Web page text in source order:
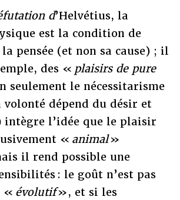
d’Helvétius, la
est la condition de
pensée (et non sa cause) ; il
des « plaisirs de pure
seulement le nécessitarisme
dépend du désir et
intègre l’idée que le plaisir
« animal»
il rend possible une
: le goût n’est pas
« évolutif», et si les